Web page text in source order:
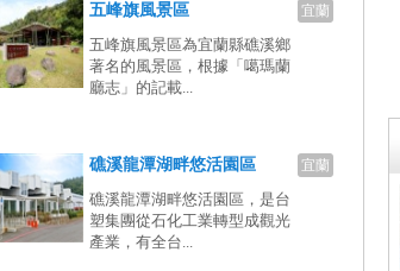
宜蘭
五峰旗風景區
五峰旗風景區為宜蘭縣礁溪鄉
著名的風景區，根據「噶瑪蘭
廳志」的記載...
宜蘭
礁溪龍潭湖畔悠活園區
礁溪龍潭湖畔悠活園區，是台
塑集團從石化工業轉型成觀光
產業，有全台...